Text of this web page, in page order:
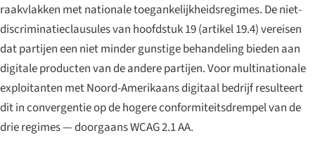
raakvlakken met nationale toegankelijkheidsregimes. De niet-
discriminatieclausules van hoofdstuk 19 (artikel 19.4) vereisen
dat partijen een niet minder gunstige behandeling bieden aan
digitale producten van de andere partijen. Voor multinationale
exploitanten met Noord-Amerikaans digitaal bedrijf resulteert
dit in convergentie op de hogere conformiteitsdrempel van de
drie regimes — doorgaans WCAG 2.1 AA.